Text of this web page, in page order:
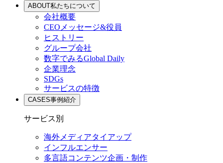
ABOUT私たちについて
会社概要
CEOメッセージ&役員
ヒストリー
グループ会社
数字でみるGlobal Daily
企業理念
SDGs
サービスの特徴
CASES事例紹介
サービス別
海外メディアタイアップ
インフルエンサー
多言語コンテンツ企画・制作